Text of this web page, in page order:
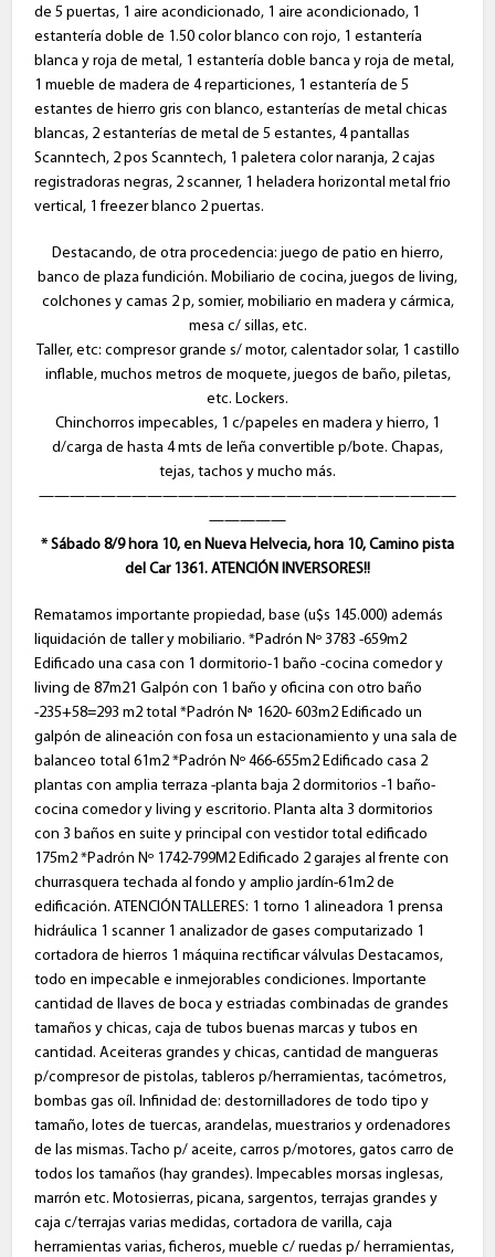
de 5 puertas, 1 aire acondicionado, 1 aire acondicionado, 1
estantería doble de 1.50 color blanco con rojo, 1 estantería
blanca y roja de metal, 1 estantería doble banca y roja de metal,
1 mueble de madera de 4 reparticiones, 1 estantería de 5
estantes de hierro gris con blanco, estanterías de metal chicas
blancas, 2 estanterías de metal de 5 estantes, 4 pantallas
Scanntech, 2 pos Scanntech, 1 paletera color naranja, 2 cajas
registradoras negras, 2 scanner, 1 heladera horizontal metal frio
vertical, 1 freezer blanco 2 puertas.
Destacando, de otra procedencia: juego de patio en hierro,
banco de plaza fundición. Mobiliario de cocina, juegos de living,
colchones y camas 2 p, somier, mobiliario en madera y cármica,
mesa c/ sillas, etc.
Taller, etc: compresor grande s/ motor, calentador solar, 1 castillo
inflable, muchos metros de moquete, juegos de baño, piletas,
etc. Lockers.
Chinchorros impecables, 1 c/papeles en madera y hierro, 1
d/carga de hasta 4 mts de leña convertible p/bote. Chapas,
tejas, tachos y mucho más.
———————————————————————————
—————
* Sábado 8/9 hora 10, en Nueva Helvecia, hora 10, Camino pista
del Car 1361. ATENCIÓN INVERSORES!!
Rematamos importante propiedad, base (u$s 145.000) además
liquidación de taller y mobiliario. *Padrón Nº 3783 -659m2
Edificado una casa con 1 dormitorio-1 baño -cocina comedor y
living de 87m21 Galpón con 1 baño y oficina con otro baño
-235+58=293 m2 total *Padrón Nª 1620- 603m2 Edificado un
galpón de alineación con fosa un estacionamiento y una sala de
balanceo total 61m2 *Padrón Nº 466-655m2 Edificado casa 2
plantas con amplia terraza -planta baja 2 dormitorios -1 baño-
cocina comedor y living y escritorio. Planta alta 3 dormitorios
con 3 baños en suite y principal con vestidor total edificado
175m2 *Padrón Nº 1742-799M2 Edificado 2 garajes al frente con
churrasquera techada al fondo y amplio jardín-61m2 de
edificación. ATENCIÓN TALLERES: 1 torno 1 alineadora 1 prensa
hidráulica 1 scanner 1 analizador de gases computarizado 1
cortadora de hierros 1 máquina rectificar válvulas Destacamos,
todo en impecable e inmejorables condiciones. Importante
cantidad de llaves de boca y estriadas combinadas de grandes
tamaños y chicas, caja de tubos buenas marcas y tubos en
cantidad. Aceiteras grandes y chicas, cantidad de mangueras
p/compresor de pistolas, tableros p/herramientas, tacómetros,
bombas gas oíl. Infinidad de: destornilladores de todo tipo y
tamaño, lotes de tuercas, arandelas, muestrarios y ordenadores
de las mismas. Tacho p/ aceite, carros p/motores, gatos carro de
todos los tamaños (hay grandes). Impecables morsas inglesas,
marrón etc. Motosierras, picana, sargentos, terrajas grandes y
caja c/terrajas varias medidas, cortadora de varilla, caja
herramientas varias, ficheros, mueble c/ ruedas p/ herramientas,